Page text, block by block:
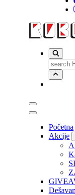
Search
for:
Početna
Akcije